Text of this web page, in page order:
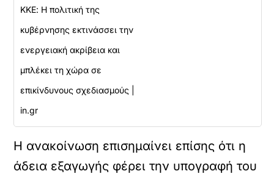
ΚΚΕ: Η πολιτική της
κυβέρνησης εκτινάσσει την
ενεργειακή ακρίβεια και
μπλέκει τη χώρα σε
επικίνδυνους σχεδιασμούς |
in.gr
Η ανακοίνωση επισημαίνει επίσης ότι η
άδεια εξαγωγής φέρει την υπογραφή του